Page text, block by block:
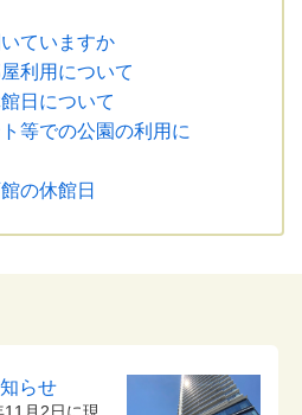
ていますか
利用について
日について
等での公園の利用に
の休館日
らせ
月2日に現